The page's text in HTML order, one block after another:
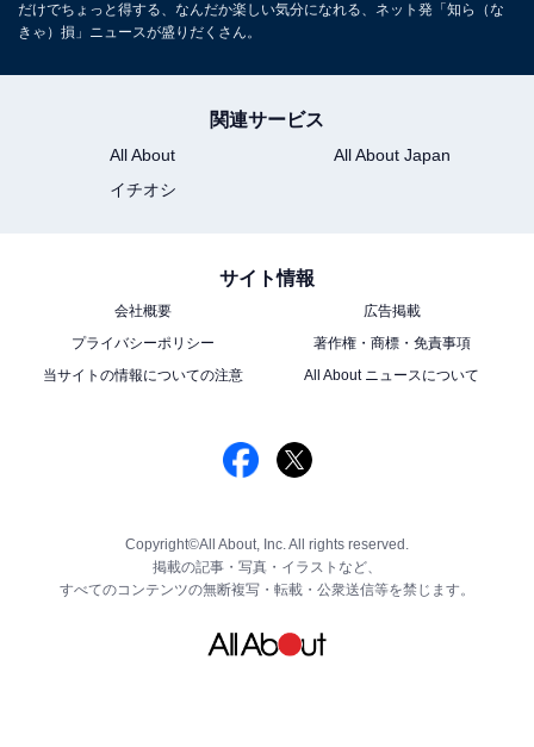
だけでちょっと得する、なんだか楽しい気分になれる、ネット発「知ら（な
きゃ）損」ニュースが盛りだくさん。
関連サービス
All About
All About Japan
イチオシ
サイト情報
会社概要
広告掲載
プライバシーポリシー
著作権・商標・免責事項
当サイトの情報についての注意
All About ニュースについて
Copyright©All About, Inc. All rights reserved.
掲載の記事・写真・イラストなど、
すべてのコンテンツの無断複写・転載・公衆送信等を禁じます。